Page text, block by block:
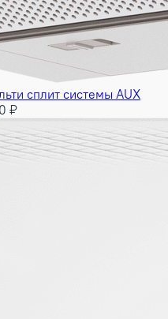
сплит системы AUX
₽